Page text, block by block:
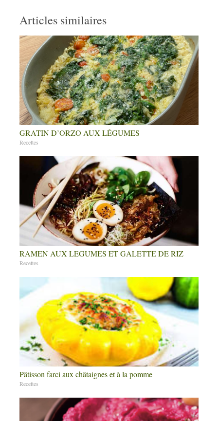
Articles similaires
GRATIN D’ORZO AUX LÉGUMES
Recettes
RAMEN AUX LEGUMES ET GALETTE DE RIZ
Recettes
Pâtisson farci aux châtaignes et à la pomme
Recettes